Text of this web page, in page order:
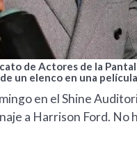
de Actores de la
un elenco en una
en el Shine
a Harrison Ford. No